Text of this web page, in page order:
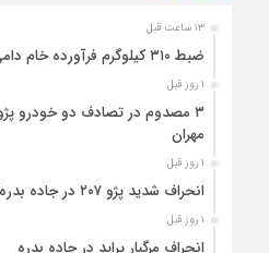
۱۳ ساعت قبل
ضبط ۳۱۰ کیلوگرم فرآورده خام دامی غیرقابل مصرف در ایلام
۱ روز قبل
مهران
۱ روز قبل
انحراف شدید پژو ۲۰۷ در جاده بدره/ یک نفر جان باخت
۱ روز قبل
انحراف مرگبار پراید در جاده بدره